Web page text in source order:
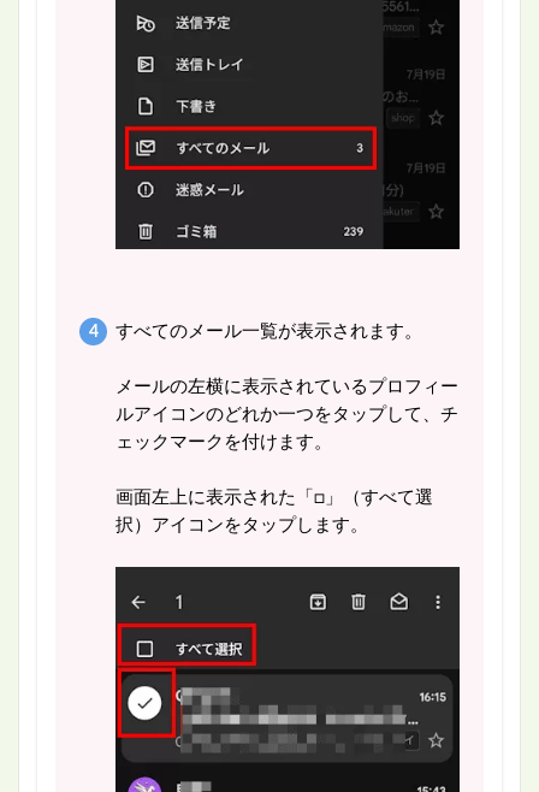
すべてのメール一覧が表示されます。
メールの左横に表示されているプロフィー
ルアイコンのどれか一つをタップして、チ
ェックマークを付けます。
画面左上に表示された「□」（すべて選
択）アイコンをタップします。